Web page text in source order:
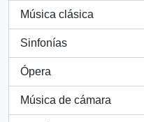
Música clásica
, 2 resultados
Sinfonías
, 2 resultados
Ópera
, 1 resultados
Música de cámara
, 1 resultados